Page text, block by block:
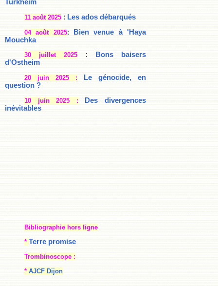
Turkheim
11 août 2025 : Les ados débarqués
04 août 2025: Bien venue à 'Haya
Mouchka
30 juillet 2025 : Bons baisers
d'Ostheim
20 juin 2025 : Le génocide, en
question ?
10 juin 2025 : Des divergences
inévitables
Bibliographie hors ligne
* Terre promise
Trombinoscope :
* AJCF Dijon